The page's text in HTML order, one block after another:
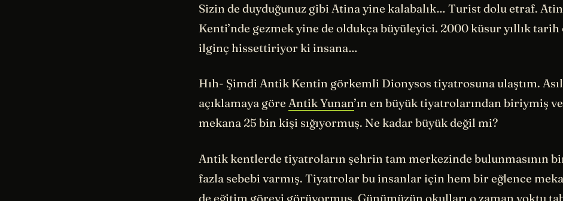
Sizin de duyduğunuz gibi Atina yine kalabalık… Turist dolu etraf.
Kenti’nde gezmek yine de oldukça büyüleyici. 2000 küsur yıllık tarih
ilginç hissettiriyor ki insana…
Hıh- Şimdi Antik Kentin görkemli Dionysos tiyatrosuna ulaştım.
açıklamaya göre Antik Yunan’ın en büyük tiyatrolarından biriymiş
mekana 25 bin kişi sığıyormuş. Ne kadar büyük değil mi?
Antik kentlerde tiyatroların şehrin tam merkezinde bulunmasının
fazla sebebi varmış. Tiyatrolar bu insanlar için hem bir eğlence
de eğitim görevi görüyormuş. Günümüzün okulları o zaman yoktu